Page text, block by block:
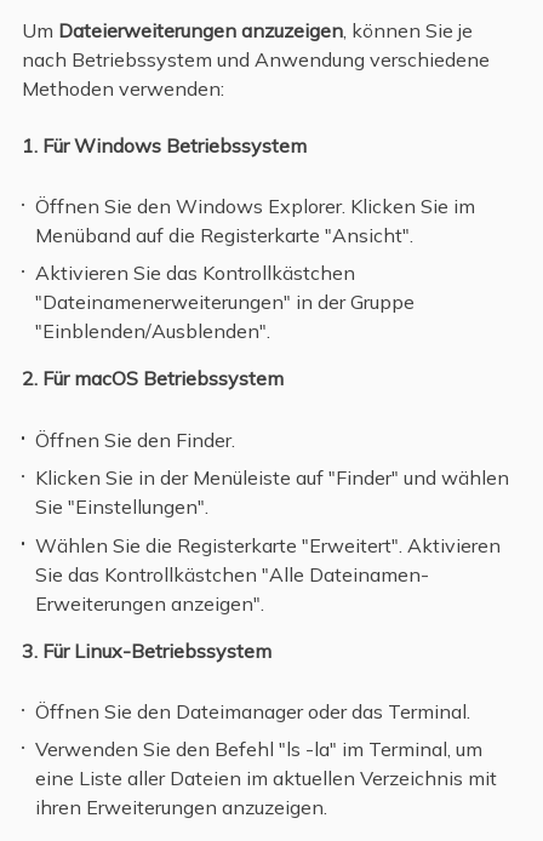
Um Dateierweiterungen anzuzeigen, können Sie je
nach Betriebssystem und Anwendung verschiedene
Methoden verwenden:
1. Für Windows Betriebssystem
Öffnen Sie den Windows Explorer. Klicken Sie im
Menüband auf die Registerkarte "Ansicht".
Aktivieren Sie das Kontrollkästchen
"Dateinamenerweiterungen" in der Gruppe
"Einblenden/Ausblenden".
2. Für macOS Betriebssystem
Öffnen Sie den Finder.
Klicken Sie in der Menüleiste auf "Finder" und wählen
Sie "Einstellungen".
Wählen Sie die Registerkarte "Erweitert". Aktivieren
Sie das Kontrollkästchen "Alle Dateinamen-
Erweiterungen anzeigen".
3. Für Linux-Betriebssystem
Öffnen Sie den Dateimanager oder das Terminal.
Verwenden Sie den Befehl "ls -la" im Terminal, um
eine Liste aller Dateien im aktuellen Verzeichnis mit
ihren Erweiterungen anzuzeigen.